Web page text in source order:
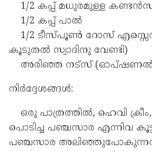
1/2 കപ്പ് മധുരമുള്ള
1/2 കപ്പ് പാൽ
1/2 ടീസ്പൂൺ റോസ്
കൂടുതൽ സ്വാദിനു വേണ്ടി)
അരിഞ്ഞ നട്സ് (ഓപ്ഷണൽ,
നിർദ്ദേശങ്ങൾ:
ഒരു പാത്രത്തിൽ, ഹെവി
പൊടിച്ച പഞ്ചസാര എന്നിവ
പഞ്ചസാര